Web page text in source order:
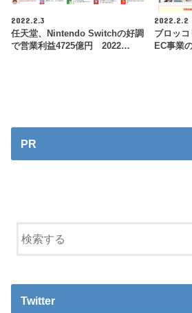
2022.2.3
任天堂、Nintendo Switchの好調
で営業利益4725億円 2022…
2022.2.2
ブロッ
EC事業
PR
Twitter